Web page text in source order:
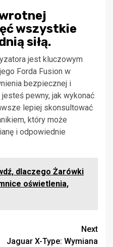
wszystkie
siłą.
jest kluczowym
Forda Fusion w
bezpiecznej i
pewny, jak wykonać
lepiej skonsultować
który może
i odpowiednie
dlaczego Żarówki
oświetlenia,
Next
Jaguar X-Type: Wymiana